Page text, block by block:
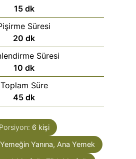
15 dk
Süresi
20 dk
Süresi
10 dk
Toplam Süre
45 dk
Porsiyon: 6 kişi
Yanına, Ana Yemek